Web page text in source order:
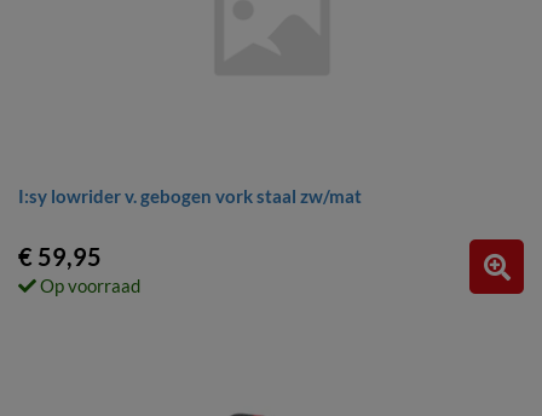
I:sy lowrider v. gebogen vork staal zw/mat
€ 59,95
Op voorraad